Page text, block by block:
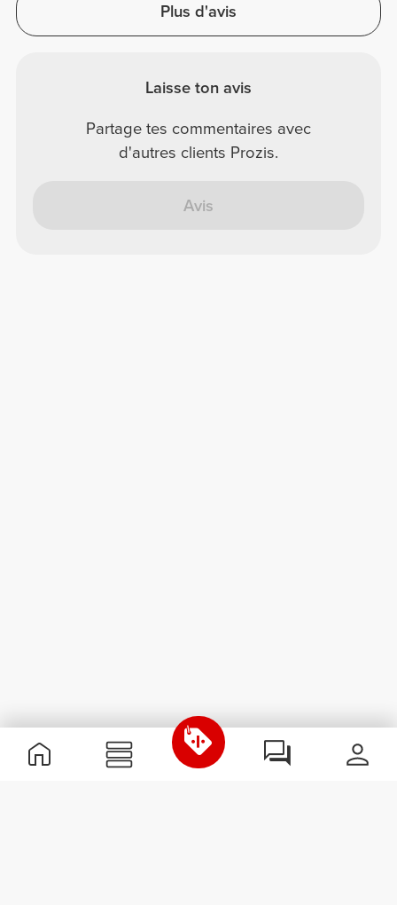
Plus d'avis
Laisse ton avis
Partage tes commentaires avec
d'autres clients Prozis.
Avis